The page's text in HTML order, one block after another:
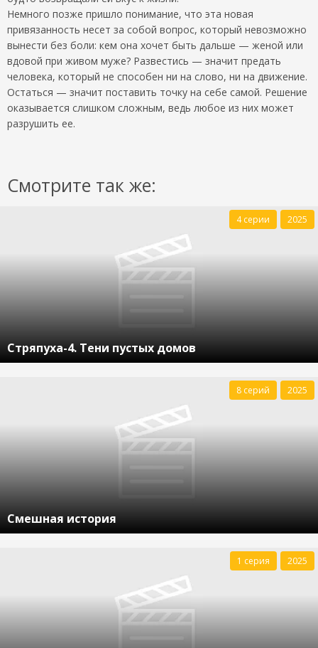
Немного позже пришло понимание, что эта новая
привязанность несет за собой вопрос, который невозможно
вынести без боли: кем она хочет быть дальше — женой или
вдовой при живом муже? Развестись — значит предать
человека, который не способен ни на слово, ни на движение.
Остаться — значит поставить точку на себе самой. Решение
оказывается слишком сложным, ведь любое из них может
разрушить ее.
Смотрите так же:
Стряпуха-4. Тени пустых домов
4 серии 2025
Смешная история
8 серий 2025
1 серия 2025